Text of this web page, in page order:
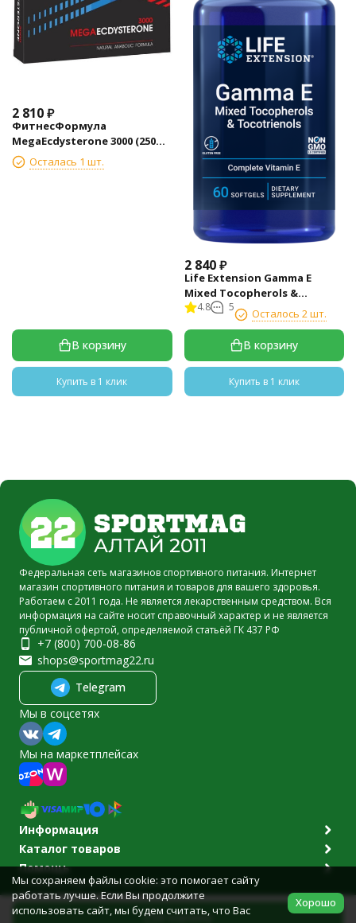
В корзину
2 810₽
ФитнесФормула
MegaEcdysterone 3000 (250
мг) 30 капс
Осталась 1 шт.
В корзину
Купить в 1 клик
2 840 ₽
Life Extension Gamma E
Mixed Tocopherols &
Tocotrienols (60 капс)
4.8 5 Осталось 2 шт.
В корзину
Купить в 1 клик
Федеральная сеть магазинов спортивного питания. Интернет
магазин спортивного питания и товаров для вашего здоровья.
Работаем с 2011 года. Не является лекарственным средством. Вся
информация на сайте носит справочный характер и не является
публичной офертой, определяемой статьёй ГК 437 РФ
+7 (800) 700-08-86
shops@sportmag22.ru
Telegram
Мы в соцсетях
Мы на маркетплейсах
Информация
Каталог товаров
Помощь
Политика персональных данных
© 2011-2026 Sportmag22.ru
Разработано вbodysite.ru
Мы сохраняем файлы cookie: это помогает сайту
работать лучше. Если Вы продолжите
использовать сайт, мы будем считать, что Вас
Хорошо